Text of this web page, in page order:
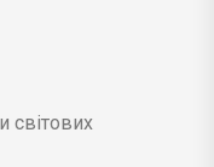
світових